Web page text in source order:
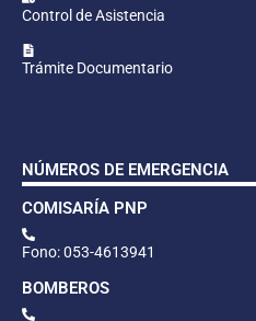
Control de Asistencia
Trámite Documentario
NÚMEROS DE EMERGENCIA
COMISARÍA PNP
Fono: 053-4613941
BOMBEROS